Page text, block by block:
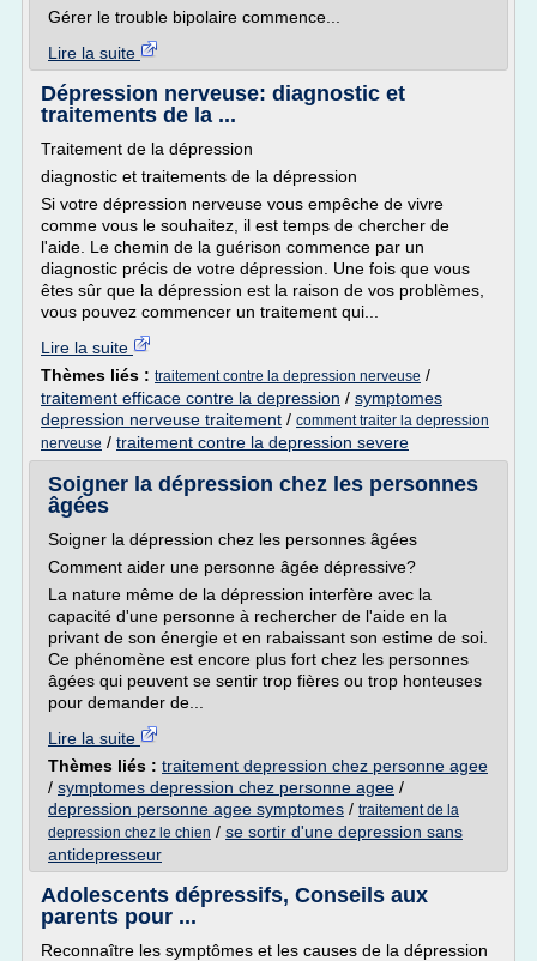
Gérer le trouble bipolaire commence...
Lire la suite
Dépression nerveuse: diagnostic et
traitements de la ...
Traitement de la dépression
diagnostic et traitements de la dépression
Si votre dépression nerveuse vous empêche de vivre
comme vous le souhaitez, il est temps de chercher de
l'aide. Le chemin de la guérison commence par un
diagnostic précis de votre dépression. Une fois que vous
êtes sûr que la dépression est la raison de vos problèmes,
vous pouvez commencer un traitement qui...
Lire la suite
Thèmes liés : traitement contre la depression nerveuse /
traitement efficace contre la depression / symptomes
depression nerveuse traitement / comment traiter la depression
nerveuse / traitement contre la depression severe
Soigner la dépression chez les personnes
âgées
Soigner la dépression chez les personnes âgées
Comment aider une personne âgée dépressive?
La nature même de la dépression interfère avec la
capacité d'une personne à rechercher de l'aide en la
privant de son énergie et en rabaissant son estime de soi.
Ce phénomène est encore plus fort chez les personnes
âgées qui peuvent se sentir trop fières ou trop honteuses
pour demander de...
Lire la suite
Thèmes liés : traitement depression chez personne agee
/ symptomes depression chez personne agee /
depression personne agee symptomes / traitement de la
depression chez le chien / se sortir d'une depression sans
antidepresseur
Adolescents dépressifs, Conseils aux
parents pour ...
Reconnaître les symptômes et les causes de la dépression